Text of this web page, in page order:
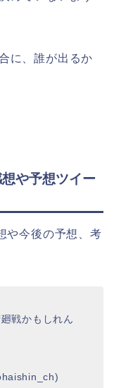
に、誰が出るか
や予想ツイー
や今後の予想、考
戦かもしれん